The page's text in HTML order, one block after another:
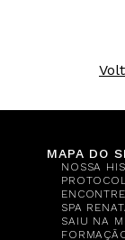
MAPA DO
NOSSA
SPA
SAIU NA